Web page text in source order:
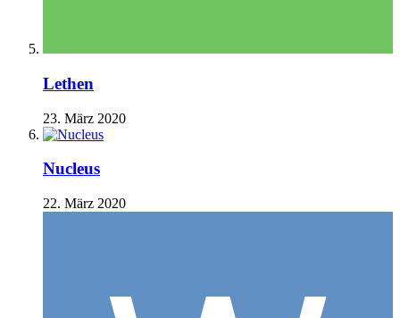
Lethen
23. März 2020
Nucleus
22. März 2020